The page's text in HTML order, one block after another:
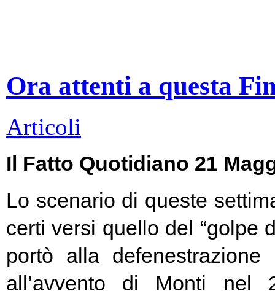
Ora attenti a questa
Articoli
Il Fatto Quotidiano 21
Lo scenario di queste
certi versi quello del “golpe
portò alla
all’avvento di Monti nel